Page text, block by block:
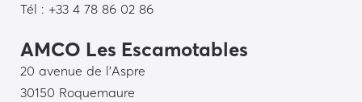
Tél : +33 4 78 86 02 86
AMCO Les Escamotables
20 avenue de l’Aspre
30150 Roquemaure